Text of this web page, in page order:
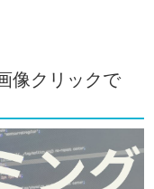
像クリックで